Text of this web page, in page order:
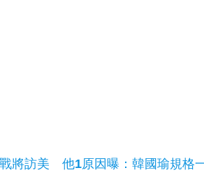
將訪美 他1原因曝：韓國瑜規格